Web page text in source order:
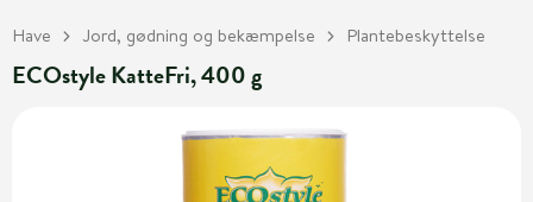
Have Jord, gødning og bekæmpelse Plantebeskyttelse
ECOstyle KatteFri, 400 g